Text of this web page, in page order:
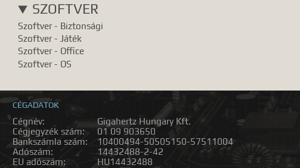
SZOFTVER
Szoftver - Biztonsági
Szoftver - Játék
Szoftver - Office
Szoftver - OS
CÉGADATOK
Cégnév:
Gigahertz Hungary Kft.
Cégjegyzék szám:
01 09 903650
Bankszámla szám:
10400494-50505150-57511004
Adószám:
14432488-2-42
EU adószám:
HU14432488